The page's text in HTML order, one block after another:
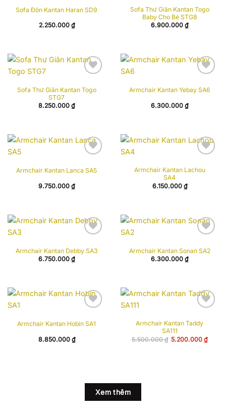
wishlist
Sofa Đôn Kantan Haran SD9
2.250.000 ₫
wishlist
Sofa Thư Giãn Kantan Togo
Baby Cho Bé STG8
6.900.000 ₫
wishlist
Sofa Thư Giãn Kantan Togo
STG7
8.250.000 ₫
wishlist
Armchair Kantan Yebay SA6
6.300.000 ₫
wishlist
Armchair Kantan Lanca SA5
9.750.000 ₫
wishlist
Armchair Kantan Lachou
SA4
6.150.000 ₫
wishlist
Armchair Kantan Debby SA3
6.750.000 ₫
wishlist
Armchair Kantan Sonan SA2
6.300.000 ₫
wishlist
Armchair Kantan Hobin SA1
8.850.000 ₫
wishlist
Armchair Kantan Taddy
SA111
5.500.000₫ Giá
5.200.000₫Giá
hiện
Xem thêm